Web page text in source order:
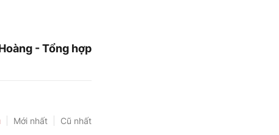
- Tổng hợp
Mới nhất Cũ nhất